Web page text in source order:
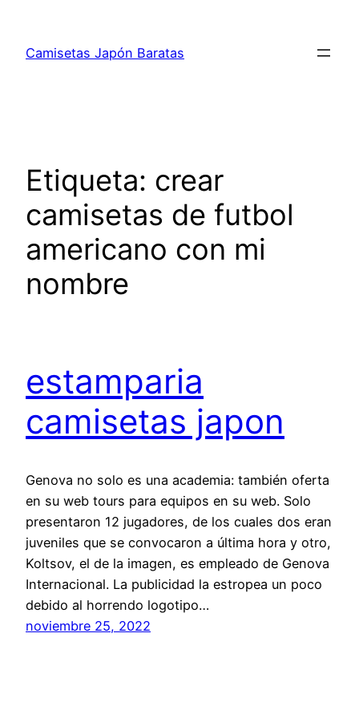
contenido
Camisetas Japón Baratas
Etiqueta: crear
camisetas de futbol
americano con mi
nombre
estamparia
camisetas japon
Genova no solo es una academia: también oferta
en su web tours para equipos en su web. Solo
presentaron 12 jugadores, de los cuales dos eran
juveniles que se convocaron a última hora y otro,
Koltsov, el de la imagen, es empleado de Genova
Internacional. La publicidad la estropea un poco
debido al horrendo logotipo…
noviembre 25, 2022